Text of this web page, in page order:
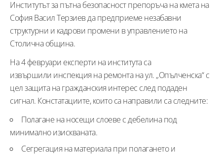
Институтът за пътна безопасност препоръча на кмета на
София Васил Терзиев да предприеме незабавни
структурни и кадрови промени в управлението на
Столична община.
На 4 февруари експерти на института са
извършили инспекция на ремонта на ул. „Опълченска“ с
цел защита на гражданския интерес след подаден
сигнал. Констатациите, които са направили са следните:
Полагане на носещи слоеве с дебелина под
минимално изискваната.
Сегрегация на материала при полагането и